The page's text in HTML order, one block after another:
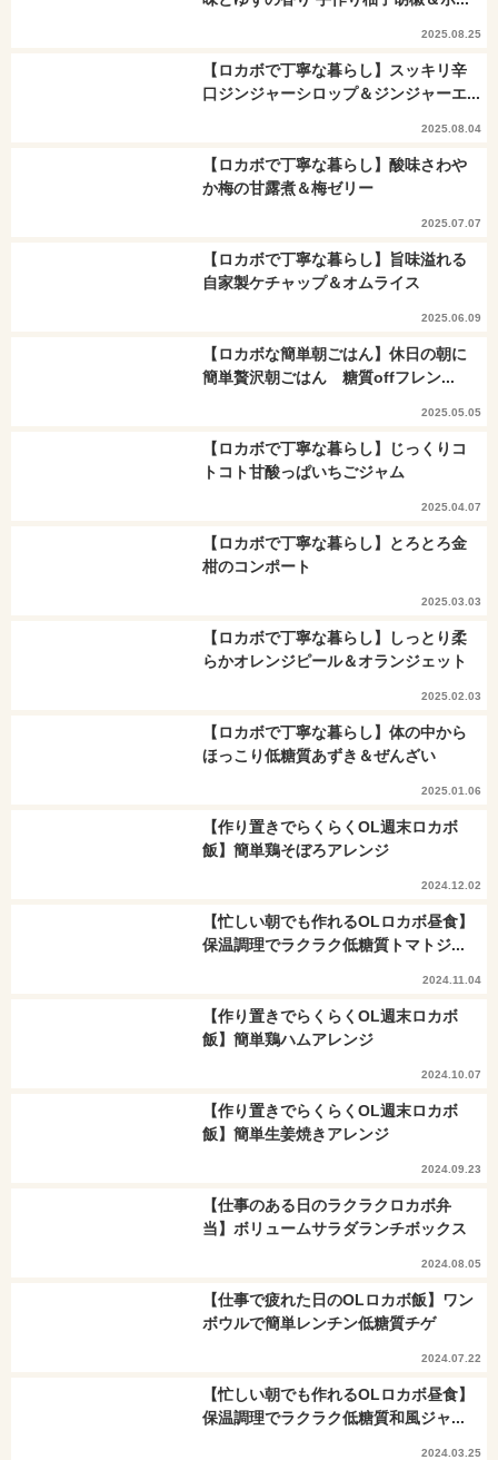
2025.08.25
【ロカボで丁寧な暮らし】スッキリ辛
口ジンジャーシロップ＆ジンジャーエ...
2025.08.04
【ロカボで丁寧な暮らし】酸味さわや
か梅の甘露煮＆梅ゼリー
2025.07.07
【ロカボで丁寧な暮らし】旨味溢れる
自家製ケチャップ＆オムライス
2025.06.09
【ロカボな簡単朝ごはん】休日の朝に
簡単贅沢朝ごはん 糖質offフレン...
2025.05.05
【ロカボで丁寧な暮らし】じっくりコ
トコト甘酸っぱいちごジャム
2025.04.07
【ロカボで丁寧な暮らし】とろとろ金
柑のコンポート
2025.03.03
【ロカボで丁寧な暮らし】しっとり柔
らかオレンジピール＆オランジェット
2025.02.03
【ロカボで丁寧な暮らし】体の中から
ほっこり低糖質あずき＆ぜんざい
2025.01.06
【作り置きでらくらくOL週末ロカボ
飯】簡単鶏そぼろアレンジ
2024.12.02
【忙しい朝でも作れるOLロカボ昼食】
保温調理でラクラク低糖質トマトジ...
2024.11.04
【作り置きでらくらくOL週末ロカボ
飯】簡単鶏ハムアレンジ
2024.10.07
【作り置きでらくらくOL週末ロカボ
飯】簡単生姜焼きアレンジ
2024.09.23
【仕事のある日のラクラクロカボ弁
当】ボリュームサラダランチボックス
2024.08.05
【仕事で疲れた日のOLロカボ飯】ワン
ボウルで簡単レンチン低糖質チゲ
2024.07.22
【忙しい朝でも作れるOLロカボ昼食】
保温調理でラクラク低糖質和風ジャ...
2024.03.25